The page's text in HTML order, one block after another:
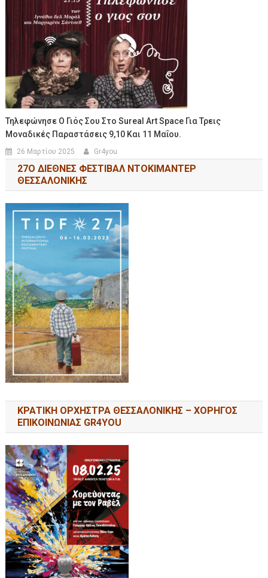
Τηλεφώνησε Ο Γιός Σου Στο Sureal Art Space Για Τρεις
Μοναδικές Παραστάσεις 9,10 Και 11 Μαΐου.
26 Μαρτίου 2025 Gr4you
27Ο ΔΙΕΘΝΕΣ ΦΕΣΤΙΒΑΛ ΝΤΟΚΙΜΑΝΤΕΡ
ΘΕΣΣΑΛΟΝΙΚΗΣ
ΚΡΑΤΙΚΗ ΟΡΧΗΣΤΡΑ ΘΕΣΣΑΛΟΝΙΚΗΣ – ΧΟΡΗΓΟΣ
ΕΠΙΚΟΙΝΩΝΙΑΣ GR4YOU